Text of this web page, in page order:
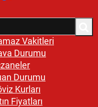
Vakitleri
Durumu
Durumu
Kurları
Fiyatları